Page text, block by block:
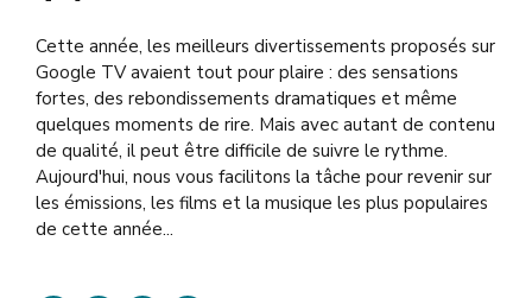
Cette année, les meilleurs divertissements proposés sur
Google TV avaient tout pour plaire : des sensations
fortes, des rebondissements dramatiques et même
quelques moments de rire. Mais avec autant de contenu
de qualité, il peut être difficile de suivre le rythme.
Aujourd'hui, nous vous facilitons la tâche pour revenir sur
les émissions, les films et la musique les plus populaires
de cette année...